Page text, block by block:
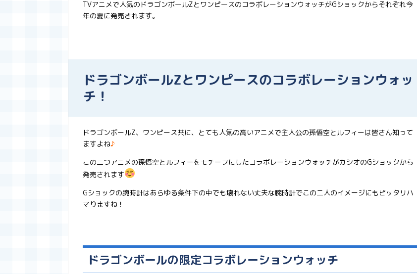
TVアニメで人気のドラゴンボールZとワンピースのコラボレーションウォッチがGショックからそれぞれ今
年の夏に発売されます。
ドラゴンボールZとワンピースのコラボレーションウォッ
チ！
ドラゴンボールZ、ワンピース共に、とても人気の高いアニメで主人公の孫悟空とルフィーは皆さん知って
ますよね♪
この二つアニメの孫悟空とルフィーをモチーフにしたコラボレーションウォッチがカシオのGショックから
発売されます
Gショックの腕時計はあらゆる条件下の中でも壊れない丈夫な腕時計でこの二人のイメージにもピッタリハ
マりますね！
ドラゴンボールの限定コラボレーションウォッチ